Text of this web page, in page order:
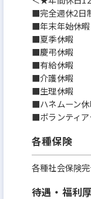
■完全週休2日
■年末年始休暇
■夏季休暇
■慶弔休暇
■有給休暇
■介護休暇
■生理休暇
■ハネムーン休
■ボランティア
各種保険
各種社会保険完
待遇・福利